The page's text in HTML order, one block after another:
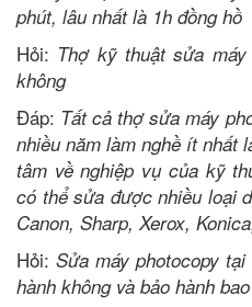
phút, lâu nhất là 1h đồng hồ
Hỏi: Thợ kỹ thuật sửa
không
Đáp: Tất cả thợ sửa máy
nhiều năm làm nghề ít nhất
tâm về nghiệp vụ của kỹ
có thể sửa được nhiều loại
Canon, Sharp, Xerox,
Hỏi: Sửa máy photocopy
hành không và bảo hành